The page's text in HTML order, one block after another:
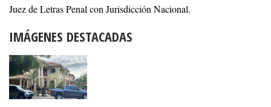
Juez de Letras Penal con Jurisdicción Nacional.
IMÁGENES DESTACADAS